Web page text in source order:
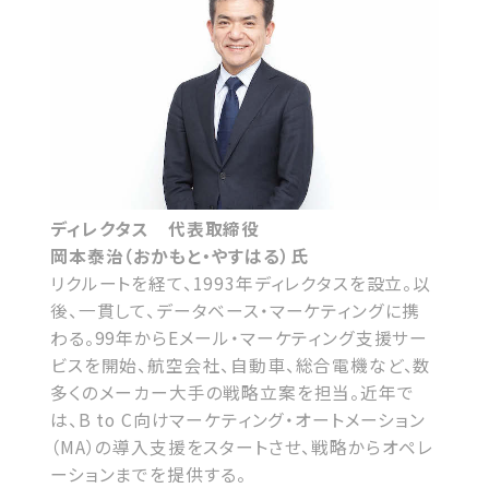
ディレクタス 代表取締役
岡本泰治（おかもと・やすはる）氏
リクルートを経て、1993年ディレクタスを設立。以
後、一貫して、データベース・マーケティングに携
わる。99年からEメール・マーケティング支援サー
ビスを開始、航空会社、自動車、総合電機など、数
多くのメーカー大手の戦略立案を担当。近年で
は、B to C向けマーケティング・オートメーション
（MA）の導入支援をスタートさせ、戦略からオペレ
ーションまでを提供する。